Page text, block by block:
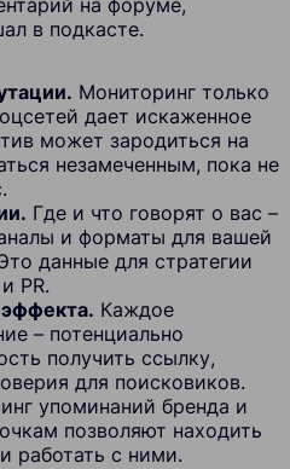
на форуме,
в подкасте.
Мониторинг только
дает искаженное
может зародиться на
незамеченным, пока не
Где и что говорят о вас –
и форматы для вашей
данные для стратегии
PR.
Каждое
– потенциально
получить ссылку,
для поисковиков.
упоминаний бренда и
позволяют находить
работать с ними.